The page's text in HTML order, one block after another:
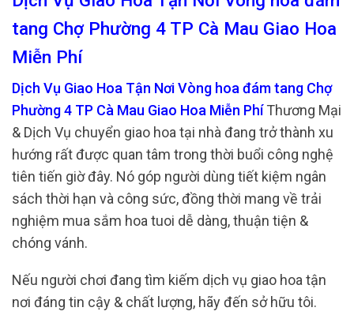
tang Chợ Phường 4 TP Cà Mau Giao Hoa
Miễn Phí
Dịch Vụ Giao Hoa Tận Nơi Vòng hoa đám tang Chợ
Phường 4 TP Cà Mau Giao Hoa Miễn PhíThương Mại
& Dịch Vụ chuyển giao hoa tại nhà đang trở thành xu
hướng rất được quan tâm trong thời buổi công nghệ
tiên tiến giờ đây. Nó góp người dùng tiết kiệm ngân
sách thời hạn và công sức, đồng thời mang về trải
nghiệm mua sắm hoa tuoi dễ dàng, thuận tiện &
chóng vánh.
Nếu người chơi đang tìm kiếm dịch vụ giao hoa tận
nơi đáng tin cậy & chất lượng, hãy đến sở hữu tôi.